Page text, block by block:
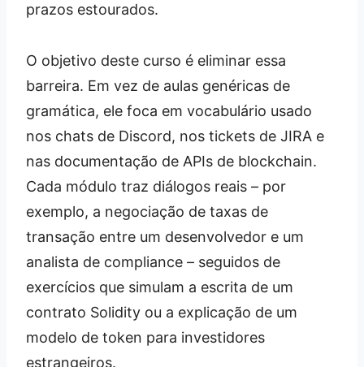
prazos estourados.
O objetivo deste curso é eliminar essa
barreira. Em vez de aulas genéricas de
gramática, ele foca em vocabulário usado
nos chats de Discord, nos tickets de JIRA e
nas documentação de APIs de blockchain.
Cada módulo traz diálogos reais – por
exemplo, a negociação de taxas de
transação entre um desenvolvedor e um
analista de compliance – seguidos de
exercícios que simulam a escrita de um
contrato Solidity ou a explicação de um
modelo de token para investidores
estrangeiros.